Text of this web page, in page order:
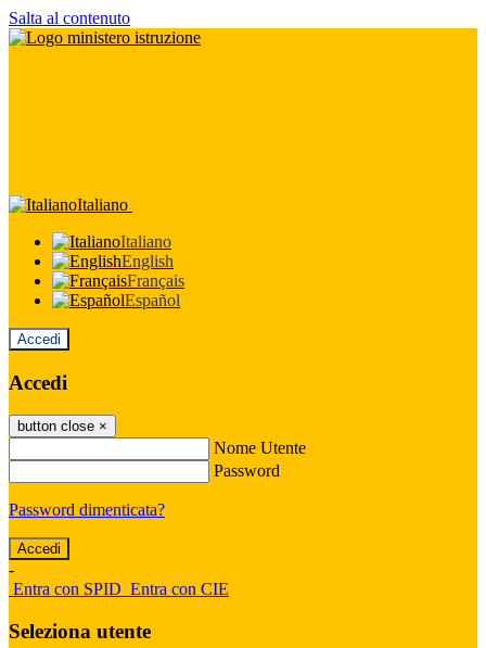
Salta al contenuto
Italiano
Italiano
English
Français
Español
Accedi
Accedi
button close ×
Nome Utente
Password
Password dimenticata?
-
Entra con SPID Entra con CIE
Seleziona utente